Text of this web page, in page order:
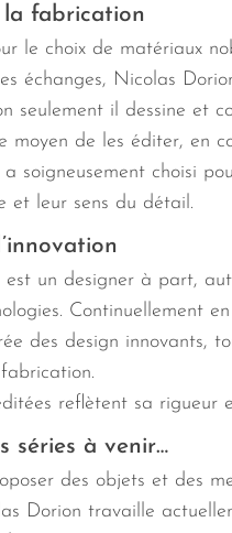
la fabrication
le choix de matériaux
échanges, Nicolas
seulement il dessine et
moyen de les éditer, en
soigneusement choisi
et leur sens du détail.
est un designer à part,
Continuellement
des design innovants,
reflètent sa rigueur
séries à venir…
des objets et des
Dorion travaille